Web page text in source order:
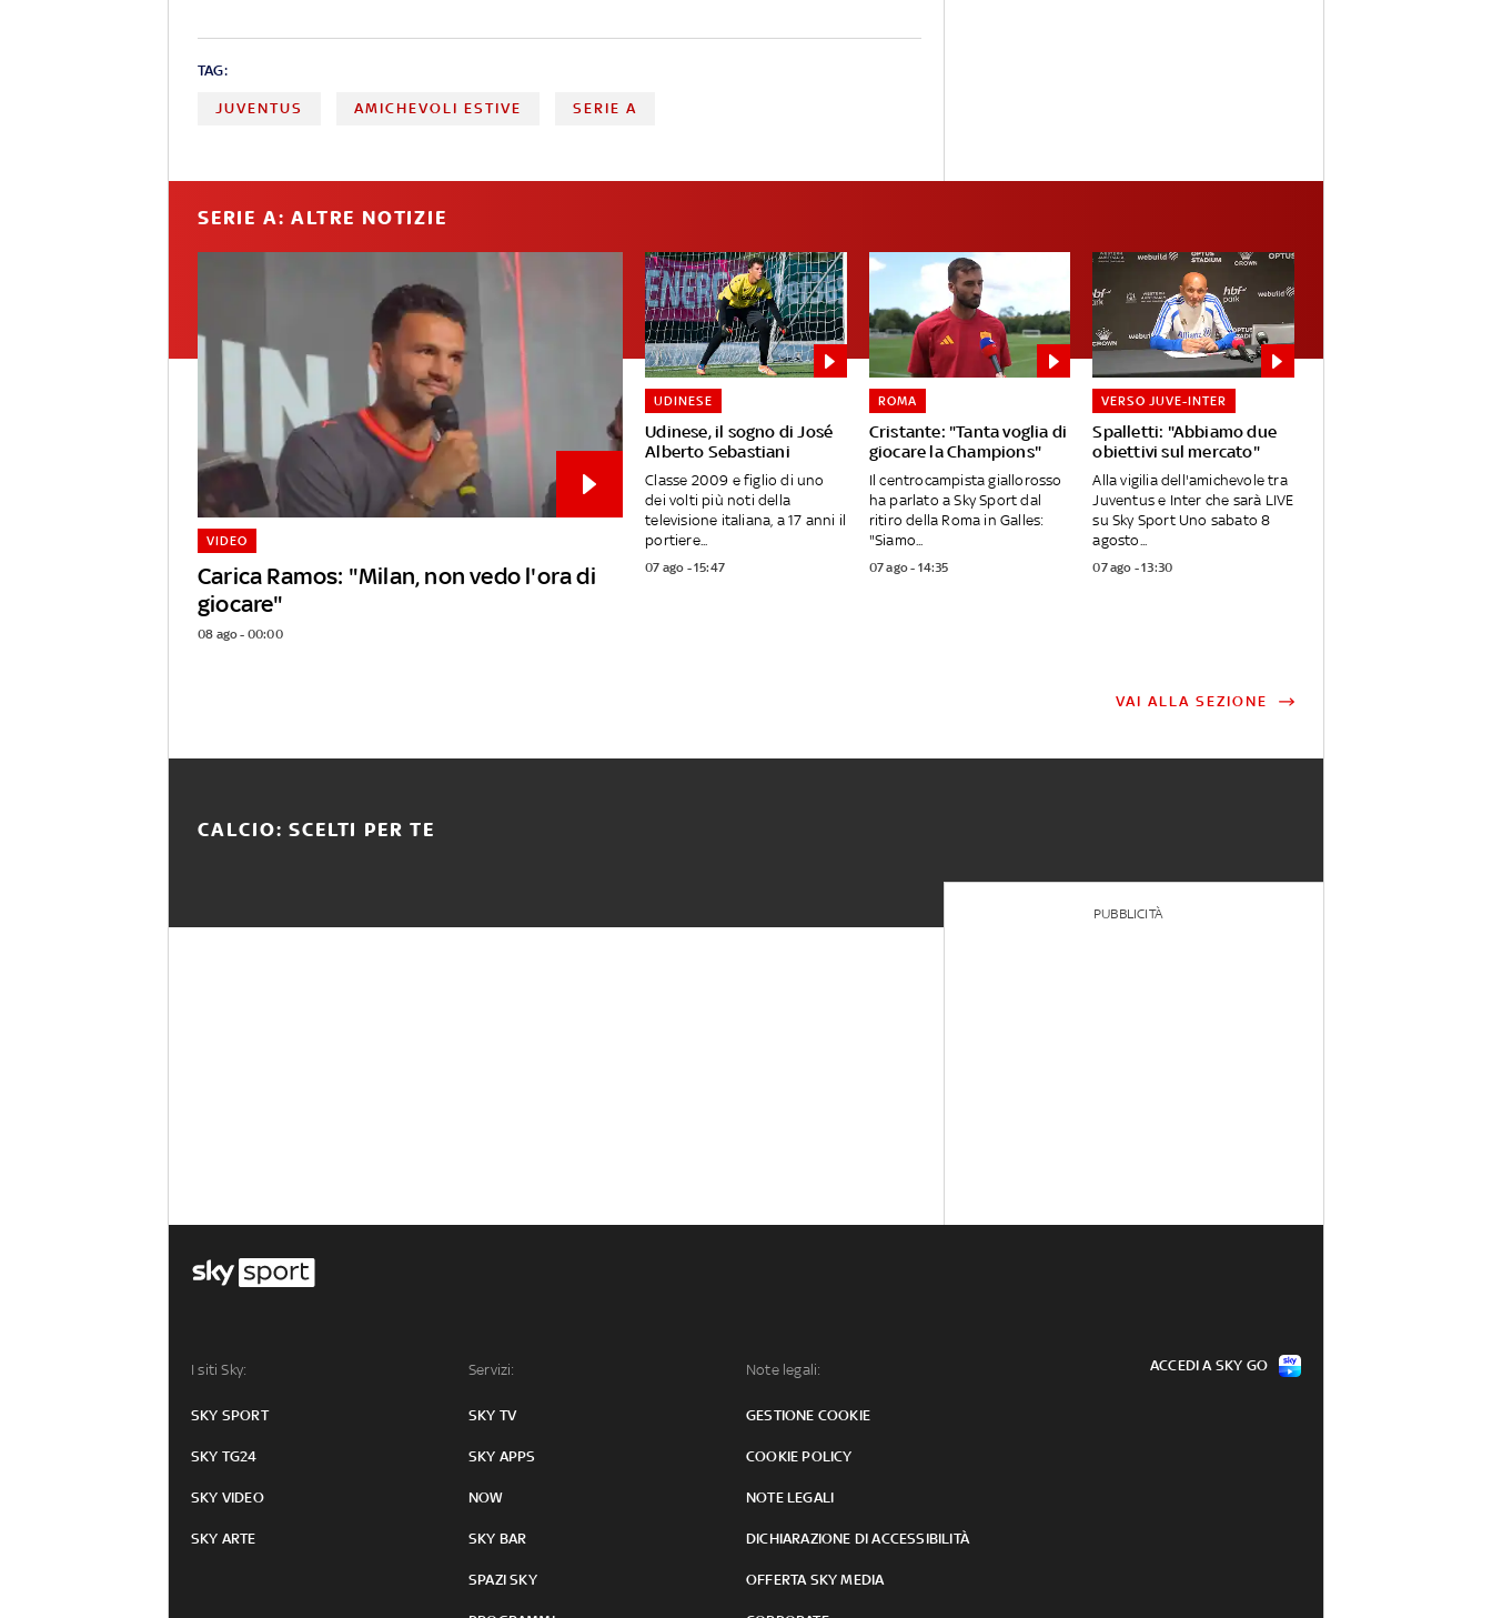
TAG:
JUVENTUS AMICHEVOLI ESTIVE SERIE A
SERIE A: ALTRE NOTIZIE
Carica Ramos: "Milan, non vedo l'ora di
giocare"
VIDEO
08 ago - 00:00
Udinese, il sogno di José
Alberto Sebastiani
UDINESE
Classe 2009 e figlio di uno
dei volti più noti della
televisione italiana, a 17 anni il
portiere...
07 ago - 15:47
Cristante: "Tanta voglia di
giocare la Champions"
ROMA
Il centrocampista giallorosso
ha parlato a Sky Sport dal
ritiro della Roma in Galles:
"Siamo...
07 ago - 14:35
Spalletti: "Abbiamo due
obiettivi sul mercato"
VERSO JUVE-INTER
Alla vigilia dell'amichevole tra
Juventus e Inter che sarà LIVE
su Sky Sport Uno sabato 8
agosto...
07 ago - 13:30
VAI ALLA SEZIONE
CALCIO: SCELTI PER TE
PUBBLICITÀ
I siti Sky:
SKY SPORT
SKY TG24
SKY VIDEO
SKY ARTE
Servizi:
SKY TV
SKY APPS
NOW
SKY BAR
SPAZI SKY
Note legali:
GESTIONE COOKIE
COOKIE POLICY
NOTE LEGALI
DICHIARAZIONE DI ACCESSIBILITÀ
OFFERTA SKY MEDIA
ACCEDI A SKY GO